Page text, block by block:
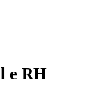
e RH